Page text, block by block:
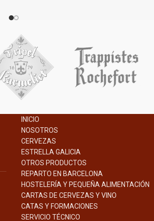
Estilo
Fanta Exotic
Formato
Lata 33cl
Descripción
Bebida gaseosa elaborada a base de zumos
INICIO
NOSOTROS
CERVEZAS
ESTRELLA GALICIA
OTROS PRODUCTOS
REPARTO EN BARCELONA
HOSTELERÍA Y PEQUEÑA ALIMENTACIÓN
CARTAS DE CERVEZAS Y VINO
CATAS Y FORMACIONES
SERVICIO TÉCNICO